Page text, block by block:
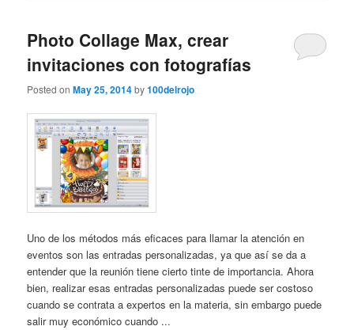
Photo Collage Max, crear
invitaciones con fotografías
Posted onMay 25, 2014by100delrojo
Uno de los métodos más eficaces para llamar la atención en
eventos son las entradas personalizadas, ya que así se da a
entender que la reunión tiene cierto tinte de importancia. Ahora
bien, realizar esas entradas personalizadas puede ser costoso
cuando se contrata a expertos en la materia, sin embargo puede
salir muy económico cuando ...